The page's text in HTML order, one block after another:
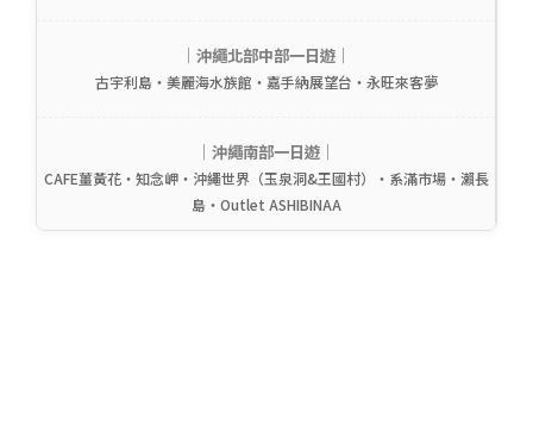
｜沖繩北部中部一日遊｜
古宇利島・美麗海水族館・嘉手納展望台・永旺來客夢
｜沖繩南部一日遊｜
CAFE薑黃花・知念岬・沖繩世界（玉泉洞&王國村）・系滿市場・瀨長
島・Outlet ASHIBINAA